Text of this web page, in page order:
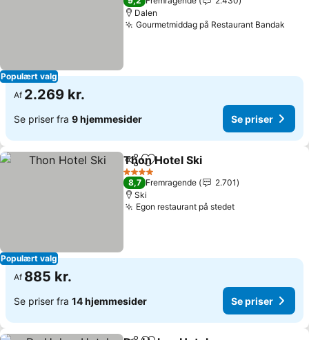
Populært valg
Dalen
Gourmetmiddag på Restaurant Bandak
Af 2.269 kr.
Se priser fra 9 hjemmesider Se priser
Populært valg
Del Føj til favoritter
Thon Hotel Ski
4 Stjerner
8,7 Fremragende
2.701
Ski
Egon restaurant på stedet
Af 885 kr.
Se priser fra 14 hjemmesider Se priser